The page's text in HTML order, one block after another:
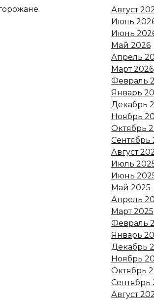
Август
Июль
Июнь
Май 2026
Апрель
Март 2026
Февраль
Январь
Декабрь
Ноябрь
Октябрь
Сентябрь
Август
Июль
Июнь
Май 2025
Апрель
Март 2025
Февраль
Январь
Декабрь
Ноябрь
Октябрь
Сентябрь
Август